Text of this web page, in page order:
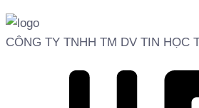
CÔNG TY TNHH TM DV TIN HỌC